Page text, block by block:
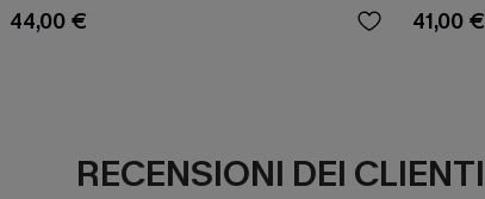
44,00 € 41,00 €
RECENSIONI DEI CLIENTI